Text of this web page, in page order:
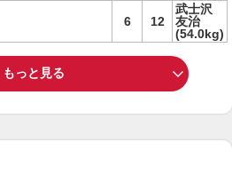
6 12
武士沢
友治
(54.0kg)
もっと見る